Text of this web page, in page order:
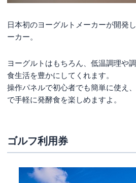
日本初のヨーグルトメーカーが開発
ーカー。
ヨーグルトはもちろん、低温調理や
食生活を豊かにしてくれます。
操作パネルで初心者でも簡単に使え
で手軽に発酵食を楽しめますよ。
ゴルフ利用券